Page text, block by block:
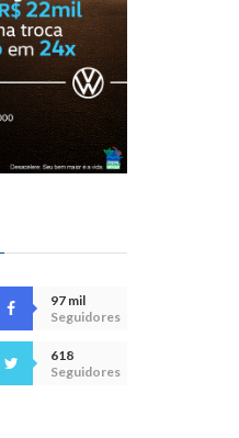
97 mil
Seguidores
618
Seguidores